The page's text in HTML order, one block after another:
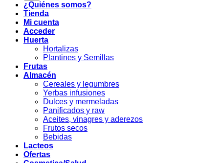
¿Quiénes somos?
Tienda
Mi cuenta
Acceder
Huerta
Hortalizas
Plantines y Semillas
Frutas
Almacén
Cereales y legumbres
Yerbas infusiones
Dulces y mermeladas
Panificados y raw
Aceites, vinagres y aderezos
Frutos secos
Bebidas
Lacteos
Ofertas